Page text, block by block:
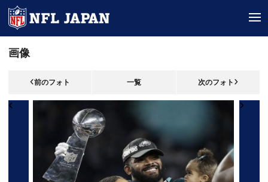
画像
前のフォト 一覧 次のフォト